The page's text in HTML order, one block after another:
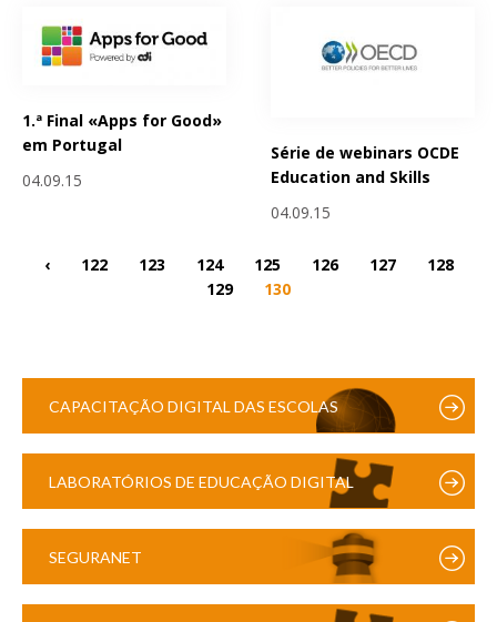
1.ª Final «Apps for Good»
em Portugal
04.09.15
Série de webinars OCDE
Education and Skills
04.09.15
‹ 122 123 124 125 126 127
128
129
130
CAPACITAÇÃO DIGITAL DAS ESCOLAS
LABORATÓRIOS DE EDUCAÇÃO DIGITAL
SEGURANET